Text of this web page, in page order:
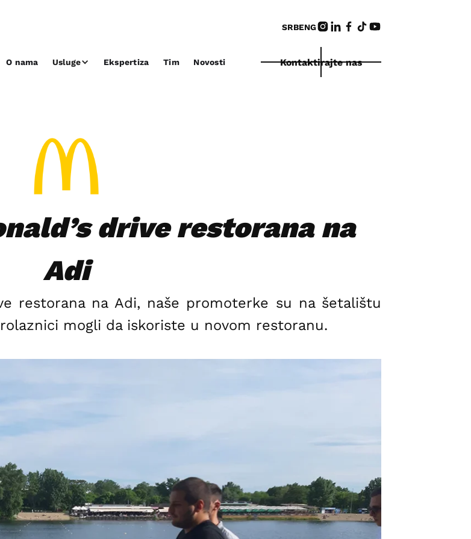
SRBENG
O nama Usluge Ekspertiza Tim Novosti Kontaktirajte nas
drive restorana na
Adi
restorana na Adi, naše promoterke su na šetalištu
mogli da iskoriste u novom restoranu.